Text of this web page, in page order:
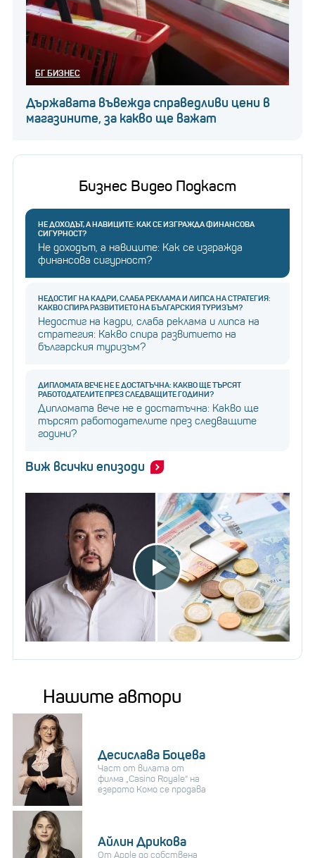
БГ БИЗНЕС
Държавата въвежда справедливи цени в
магазините, за какво ще важат
Бизнес Видео Подкаст
НЕ ДОХОДЪТ, А НАВИЦИТЕ: КАК СЕ ИЗГРАЖДА ФИНАНСОВА
СИГУРНОСТ?
Не доходът, а навиците: Как се изгражда
финансова сигурност?
НЕДОСТИГ НА КАДРИ, СЛАБА РЕКЛАМА И ЛИПСА НА СТРАТЕГИЯ:
КАКВО СПИРА РАЗВИТИЕТО НА БЪЛГАРСКИЯ ТУРИЗЪМ?
Недостиг на кадри, слаба реклама и липса на
стратегия: Какво спира развитието на
българския туризъм?
ДИПЛОМАТА ВЕЧЕ НЕ Е ДОСТАТЪЧНА: КАКВО ЩЕ ТЪРСЯТ
РАБОТОДАТЕЛИТЕ ПРЕЗ СЛЕДВАЩИТЕ ГОДИНИ?
Дипломата вече не е достатъчна: Какво ще
търсят работодателите през следващите
години?
Виж всички епизоди
Нашите автори
Десислава Боцева
Част от вилата от
филма „Casino Royale“ на
езерото Комо се продава
Айлин Дрикова
От Apple до собствена